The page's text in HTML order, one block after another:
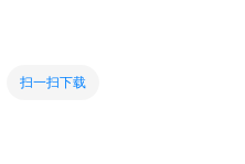
扫一扫下载